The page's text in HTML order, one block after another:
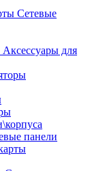
Сетевые
Аксессуары для
панели